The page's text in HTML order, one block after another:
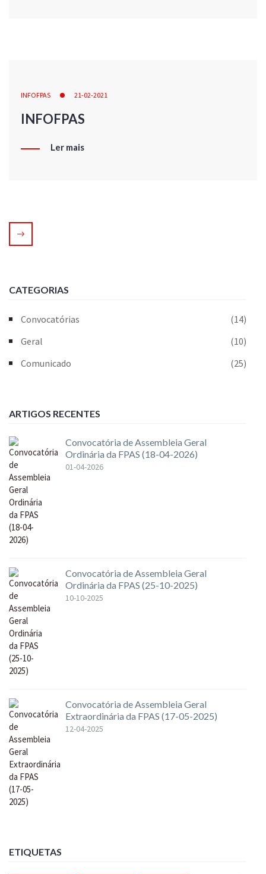
INFOFPAS 21-02-2021
INFOFPAS
Ler mais
CATEGORIAS
Convocatórias
(14)
Geral
(10)
Comunicado
(25)
ARTIGOS RECENTES
Convocatória de Assembleia Geral
Ordinária da FPAS (18-04-2026)
01-04-2026
Convocatória de Assembleia Geral
Ordinária da FPAS (25-10-2025)
10-10-2025
Convocatória de Assembleia Geral
Extraordinária da FPAS (17-05-2025)
12-04-2025
ETIQUETAS